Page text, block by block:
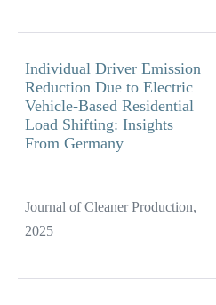
Individual Driver Emission
Reduction Due to Electric
Vehicle-Based Residential
Load Shifting: Insights
From Germany
Journal of Cleaner Production,
2025